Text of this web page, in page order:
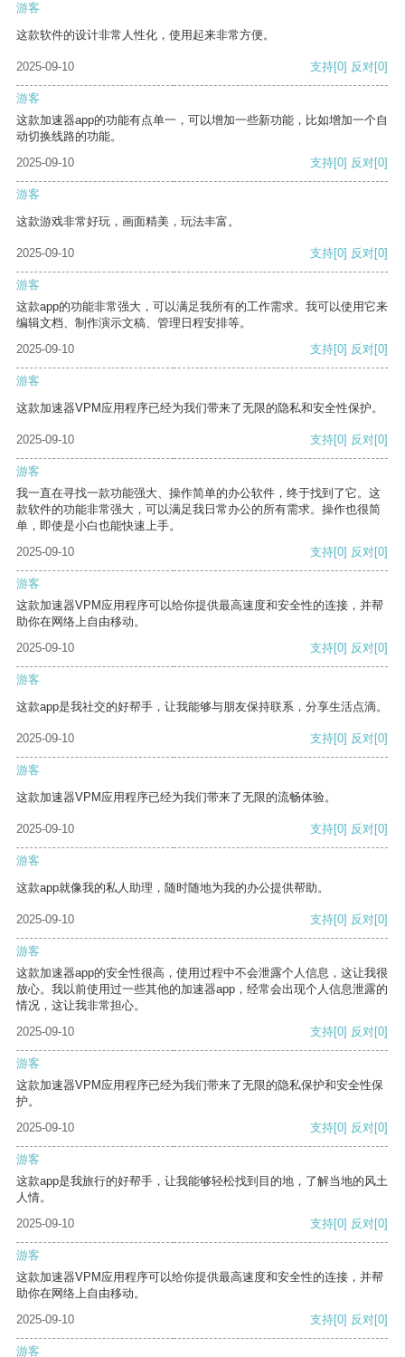
游客
这款软件的设计非常人性化，使用起来非常方便。
2025-09-10 支持[0] 反对[0]
游客
这款加速器app的功能有点单一，可以增加一些新功能，比如增加一个自
动切换线路的功能。
2025-09-10
支持[0] 反对[0]
游客
这款游戏非常好玩，画面精美，玩法丰富。
2025-09-10 支持[0] 反对[0]
游客
这款app的功能非常强大，可以满足我所有的工作需求。我可以使用它来
编辑文档、制作演示文稿、管理日程安排等。
2025-09-10
支持[0] 反对[0]
游客
这款加速器VPM应用程序已经为我们带来了无限的隐私和安全性保护。
2025-09-10 支持[0] 反对[0]
游客
我一直在寻找一款功能强大、操作简单的办公软件，终于找到了它。这
款软件的功能非常强大，可以满足我日常办公的所有需求。操作也很简
单，即使是小白也能快速上手。
2025-09-10
支持[0] 反对[0]
游客
这款加速器VPM应用程序可以给你提供最高速度和安全性的连接，并帮
助你在网络上自由移动。
2025-09-10
支持[0] 反对[0]
游客
这款app是我社交的好帮手，让我能够与朋友保持联系，分享生活点滴。
2025-09-10 支持[0] 反对[0]
游客
这款加速器VPM应用程序已经为我们带来了无限的流畅体验。
2025-09-10 支持[0] 反对[0]
游客
这款app就像我的私人助理，随时随地为我的办公提供帮助。
2025-09-10 支持[0] 反对[0]
游客
这款加速器app的安全性很高，使用过程中不会泄露个人信息，这让我很
放心。我以前使用过一些其他的加速器app，经常会出现个人信息泄露的
情况，这让我非常担心。
2025-09-10
支持[0] 反对[0]
游客
这款加速器VPM应用程序已经为我们带来了无限的隐私保护和安全性保
护。
2025-09-10
支持[0] 反对[0]
游客
这款app是我旅行的好帮手，让我能够轻松找到目的地，了解当地的风土
人情。
2025-09-10
支持[0] 反对[0]
游客
这款加速器VPM应用程序可以给你提供最高速度和安全性的连接，并帮
助你在网络上自由移动。
2025-09-10
支持[0] 反对[0]
游客